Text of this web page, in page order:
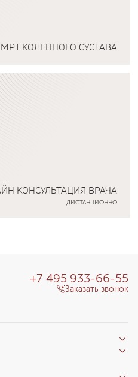
МРТ КОЛЕННОГО СУСТАВА
КОНСУЛЬТАЦИЯ ВРАЧА
ДИСТАНЦИОННО
+7 495 933-66-55
Заказать звонок